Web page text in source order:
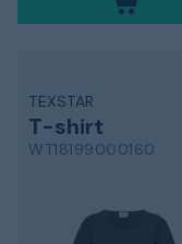
TEXSTAR
T-shirt
WT18199000160